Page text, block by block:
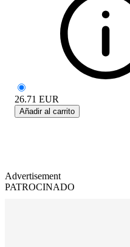
26.71 EUR
Añadir al carrito
Advertisement
PATROCINADO